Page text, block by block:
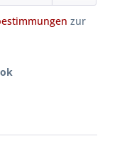
zur